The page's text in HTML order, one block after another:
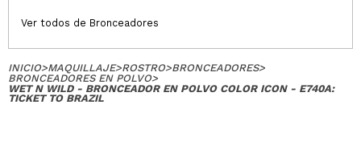
Ver todos de Bronceadores
INICIO>MAQUILLAJE>ROSTRO>BRONCEADORES>
BRONCEADORES EN POLVO>
WET N WILD - BRONCEADOR EN POLVO COLOR ICON - E740A:
TICKET TO BRAZIL